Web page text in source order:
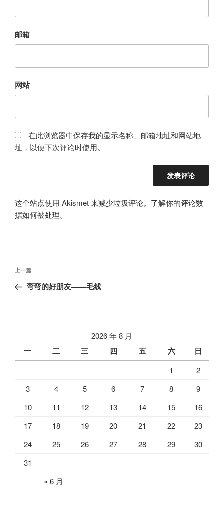
邮箱
网站
在此浏览器中保存我的显示名称、邮箱地址和网站地
址，以便下次评论时使用。
这个站点使用 Akismet 来减少垃圾评论。 了解你的评论数
据如何被处理。
文
导
上
一
上一篇
弯弯的好朋友——毛线
2026 年 8 月
一 二 三 四 五 六 日
1
2
3
4 5 6 7 8
9
10
11 12 13 14 15
16
17
18 19 20 21 22
23
24
25 26 27 28 29
30
31
« 6 月